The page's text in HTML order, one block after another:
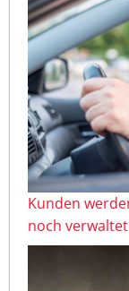
Kunden
noch verwaltet